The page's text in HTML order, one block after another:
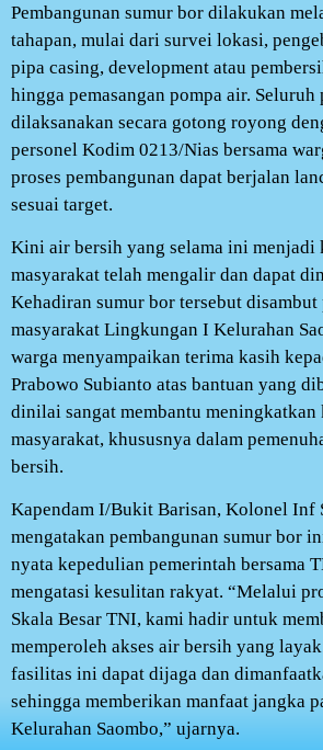
Pembangunan sumur bor dilakukan
tahapan, mulai dari survei lokasi,
pipa casing, development atau
hingga pemasangan pompa air. Seluruh
dilaksanakan secara gotong royong
personel Kodim 0213/Nias bersama
proses pembangunan dapat berjalan
sesuai target.
Kini air bersih yang selama ini menjadi
masyarakat telah mengalir dan dapat
Kehadiran sumur bor tersebut
masyarakat Lingkungan I Kelurahan
warga menyampaikan terima kasih
Prabowo Subianto atas bantuan yang
dinilai sangat membantu
masyarakat, khususnya dalam
bersih.
Kapendam I/Bukit Barisan, Kolonel Inf
mengatakan pembangunan sumur bor
nyata kepedulian pemerintah bersama
mengatasi kesulitan rakyat. “Melalui
Skala Besar TNI, kami hadir untuk
memperoleh akses air bersih yang
fasilitas ini dapat dijaga dan
sehingga memberikan manfaat jangka
Kelurahan Saombo,” ujarnya.